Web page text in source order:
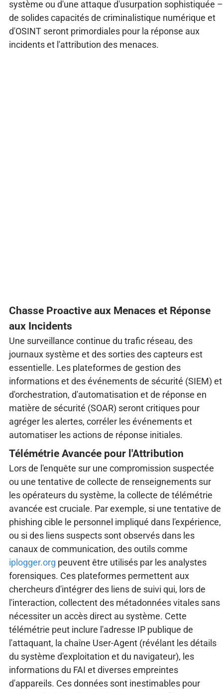
système ou d'une attaque d'usurpation sophistiquée –
de solides capacités de criminalistique numérique et
d'OSINT seront primordiales pour la réponse aux
incidents et l'attribution des menaces.
Chasse Proactive aux Menaces et Réponse
aux Incidents
Une surveillance continue du trafic réseau, des
journaux système et des sorties des capteurs est
essentielle. Les plateformes de gestion des
informations et des événements de sécurité (SIEM) et
d'orchestration, d'automatisation et de réponse en
matière de sécurité (SOAR) seront critiques pour
agréger les alertes, corréler les événements et
automatiser les actions de réponse initiales.
Télémétrie Avancée pour l'Attribution
Lors de l'enquête sur une compromission suspectée
ou une tentative de collecte de renseignements sur
les opérateurs du système, la collecte de télémétrie
avancée est cruciale. Par exemple, si une tentative de
phishing cible le personnel impliqué dans l'expérience,
ou si des liens suspects sont observés dans les
canaux de communication, des outils comme
iplogger.org peuvent être utilisés par les analystes
forensiques. Ces plateformes permettent aux
chercheurs d'intégrer des liens de suivi qui, lors de
l'interaction, collectent des métadonnées vitales sans
nécessiter un accès direct au système. Cette
télémétrie peut inclure l'adresse IP publique de
l'attaquant, la chaîne User-Agent (révélant les détails
du système d'exploitation et du navigateur), les
informations du FAI et diverses empreintes
d'appareils. Ces données sont inestimables pour